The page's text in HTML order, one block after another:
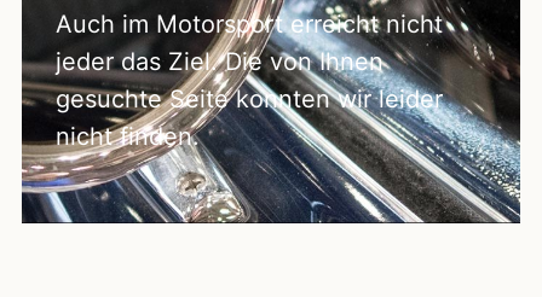
Auch im Motorsport erreicht nicht
jeder das Ziel. Die von Ihnen
gesuchte Seite konnten wir leider
nicht finden.